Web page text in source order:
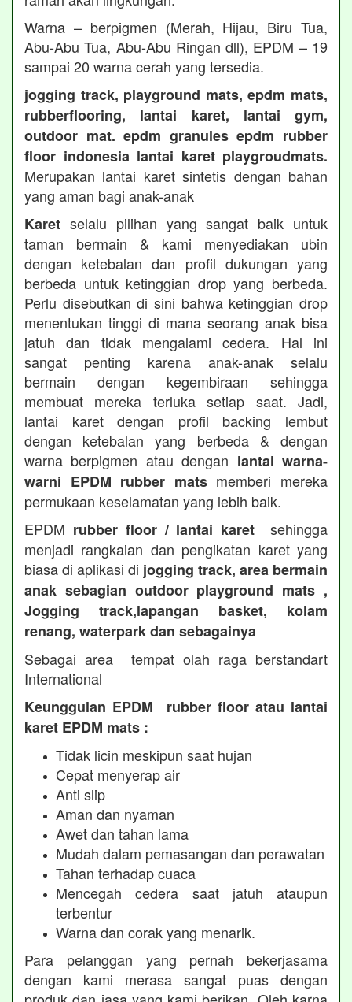
Warna – berpigmen (Merah, Hijau, Biru Tua,
Abu-Abu Tua, Abu-Abu Ringan dll), EPDM – 19
sampai 20 warna cerah yang tersedia.
jogging track, playground mats, epdm mats,
rubberflooring, lantai karet, lantai gym,
outdoor mat. epdm granules epdm rubber
floor indonesia lantai karet playgroudmats.
Merupakan lantai karet sintetis dengan bahan
yang aman bagi anak-anak
Karet selalu pilihan yang sangat baik untuk
taman bermain & kami menyediakan ubin
dengan ketebalan dan profil dukungan yang
berbeda untuk ketinggian drop yang berbeda.
Perlu disebutkan di sini bahwa ketinggian drop
menentukan tinggi di mana seorang anak bisa
jatuh dan tidak mengalami cedera. Hal ini
sangat penting karena anak-anak selalu
bermain dengan kegembiraan sehingga
membuat mereka terluka setiap saat. Jadi,
lantai karet dengan profil backing lembut
dengan ketebalan yang berbeda & dengan
warna berpigmen atau dengan lantai warna-
warni EPDM rubber matsmemberi mereka
permukaan keselamatan yang lebih baik.
EPDM rubber floor / lantai karet sehingga
menjadi rangkaian dan pengikatan karet yang
biasa di aplikasi di jogging track, area bermain
anak sebagian outdoor playground mats ,
Jogging track,lapangan basket, kolam
renang, waterpark dan sebagainya
Sebagai area tempat olah raga berstandart
International
Keunggulan EPDM rubber floor atau lantai
karet EPDM mats :
Tidak licin meskipun saat hujan
Cepat menyerap air
Anti slip
Aman dan nyaman
Awet dan tahan lama
Mudah dalam pemasangan dan perawatan
Tahan terhadap cuaca
Mencegah cedera saat jatuh ataupun
terbentur
Warna dan corak yang menarik.
Para pelanggan yang pernah bekerjasama
dengan kami merasa sangat puas dengan